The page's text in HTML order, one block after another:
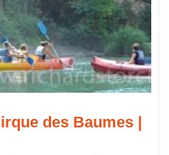
des Baumes |